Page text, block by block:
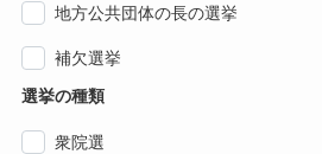
地方公共団体の長の選挙
補欠選挙
選挙の種類
衆院選